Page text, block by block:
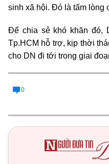
sinh xã hội. Đó là tấm lòng
Để chia sẻ khó khăn đó,
Tp.HCM hỗ trợ, kịp thời
cho DN đi tới trong giai
0